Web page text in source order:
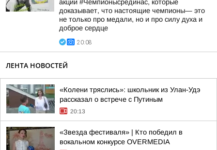
акции #Чемпионысрединас, которые
доказывает, что настоящие чемпионы— это
не только про медали, но и про силу духа и
доброе сердце
20:08
ЛЕНТА НОВОСТЕЙ
«Колени тряслись»: школьник из Улан-Удэ
рассказал о встрече с Путиным
20:13
«Звезда фестиваля» | Кто победил в
вокальном конкурсе OVERMEDIA